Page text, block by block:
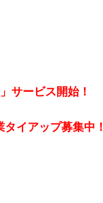
サービス開始！
イアップ募集中！